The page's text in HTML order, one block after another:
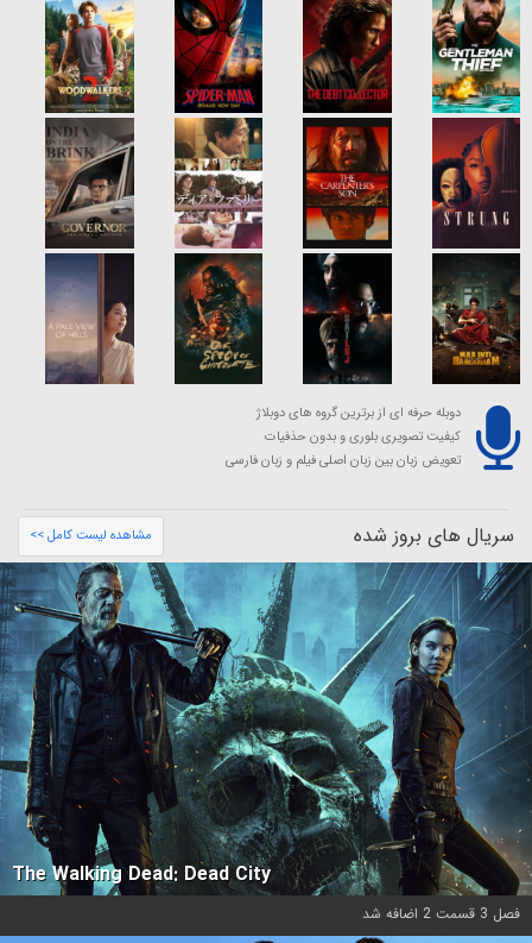
دوبله حرفه ای از برترین گروه های دوبلاژ
کیفیت تصویری بلوری و بدون حذفیات
تعویض زبان بین زبان اصلی فیلم و زبان فارسی
سریال های بروز شده مشاهده لیست کامل >>
The Walking Dead: Dead City
فصل 3 قسمت 2 اضافه شد